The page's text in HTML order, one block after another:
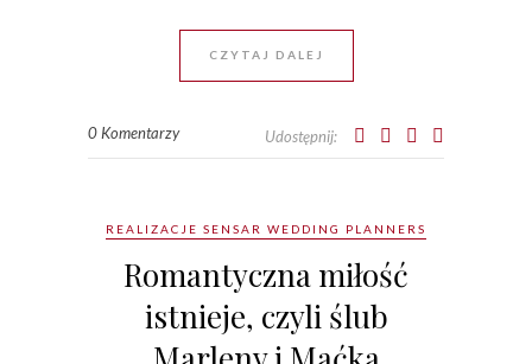
CZYTAJ DALEJ
0 Komentarzy Udostępnij:
REALIZACJE SENSAR WEDDING PLANNERS
Romantyczna miłość
istnieje, czyli ślub